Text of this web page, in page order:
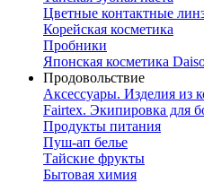
Цветные контактные
Корейская косметика
Пробники
Японская косметика
Продовольствие
Аксессуары. Изделия из
Fairtex. Экипировка для
Продукты питания
Пуш-ап белье
Тайские фрукты
Бытовая химия